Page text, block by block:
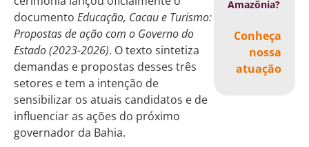
Amazônia?
Conheça
nossa
atuação
documento Educação, Cacau e Turismo:
Propostas de ação com o Governo do
Estado (2023-2026). O texto sintetiza
demandas e propostas desses três
setores e tem a intenção de
sensibilizar os atuais candidatos e de
influenciar as ações do próximo
governador da Bahia.